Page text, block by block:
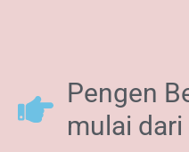
Pengen
mulai dari